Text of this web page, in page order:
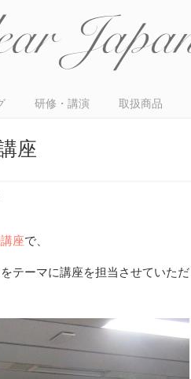
研修・講演 取扱商品
座
座で、
テーマに講座を担当させていただ